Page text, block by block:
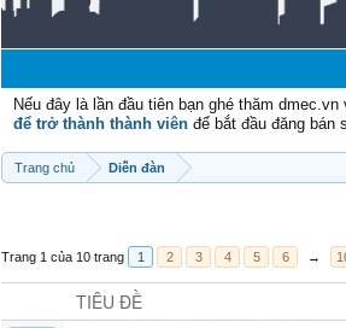
Nếu đây là lần đầu tiên bạn ghé thăm
để trở thành thành viên để bắt đầu đăng bán
Trang chủ Diễn đàn
Trang 1 của 10 trang 1 2 3 4 5 6 →
TIÊU ĐỀ